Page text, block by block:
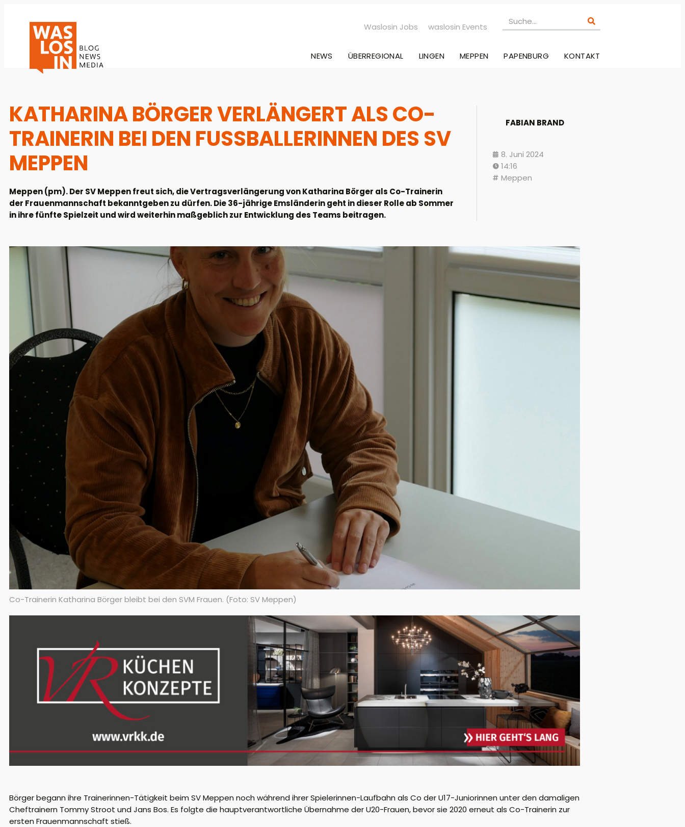
Waslosin Jobs waslosin Events
NEWS ÜBERREGIONAL LINGEN MEPPEN PAPENBURG KONTAKT
KATHARINA BÖRGER VERLÄNGERT ALS CO-
TRAINERIN BEI DEN FUSSBALLERINNEN DES SV M
EPPEN
Meppen (pm). Der SV Meppen freut sich, die Vertragsverlängerung von Katharina Börger als Co-Trainerin
der Frauenmannschaft bekanntgeben zu dürfen. Die 36-jährige Emsländerin geht in dieser Rolle ab Sommer
in ihre fünfte Spielzeit und wird weiterhin maßgeblich zur Entwicklung des Teams beitragen.
FABIAN BRAND
8. Juni 2024
14:16
Meppen
Co-Trainerin Katharina Börger bleibt bei den SVM Frauen. (Foto: SV Meppen)
Börger begann ihre Trainerinnen-Tätigkeit beim SV Meppen noch während ihrer Spielerinnen-Laufbahn als Co der U17-Juniorinnen unter den damaligen
Cheftrainern Tommy Stroot und Jans Bos. Es folgte die hauptverantwortliche Übernahme der U20-Frauen, bevor sie 2020 erneut als Co-Trainerin zur
ersten Frauenmannschaft stieß.